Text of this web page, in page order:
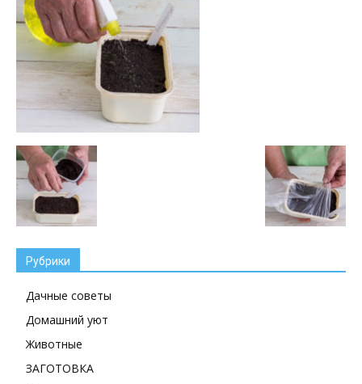
Рубрики
Дачные советы
Домашний уют
Животные
ЗАГОТОВКА